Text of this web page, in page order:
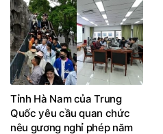
Tỉnh Hà Nam của Trung
Quốc yêu cầu quan chức
nêu gương nghỉ phép năm